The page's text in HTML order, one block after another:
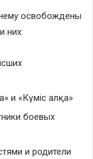
освобождены
них:
и «Күміс алқа»
боевых
и родители